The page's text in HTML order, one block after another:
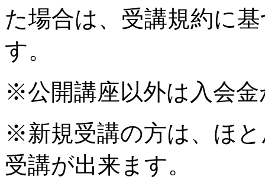
た場合は、受講規約に
す。
※公開講座以外は入会
※新規受講の方は、ほ
受講が出来ます。